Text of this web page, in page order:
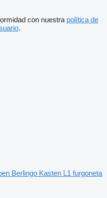
con nuestra política de
.
Berlingo Kasten L1 furgoneta